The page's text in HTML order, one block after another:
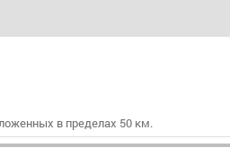
в пределах 50 км.